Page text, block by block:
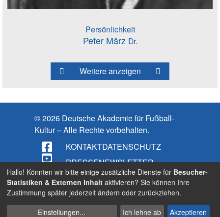
Persönlichkeit
Peter März Dr.
Weitere anzeigen
© 2026 Deutsche Akademie für Fußball-
Kultur – Alle Rechte vorbehalten.
KONTAKTDATENSCHUTZ
PRESSENEWSLETTER
IMPRESSUM
BARRIEREFREIHEIT
Suche
Cookies
Hallo! Könnten wir bitte einige zusätzliche Dienste für Besucher-
Statistiken & Externen Inhalt aktivieren? Sie können Ihre
Zustimmung später jederzeit ändern oder zurückziehen.
Einstellungen... Ich lehne ab Akzeptieren